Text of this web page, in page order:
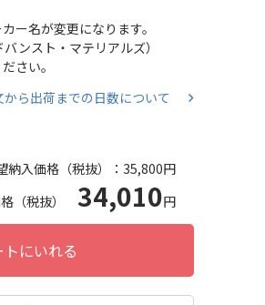
ー名が変更になります。
ンスト・マテリアルズ）
さい。
から出荷までの日数について
納入価格（税抜）： 35,800円
（税抜） 34,010円
トにいれる